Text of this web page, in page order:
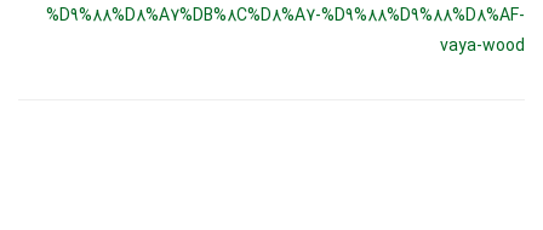
%D9%88%D8%A7%DB%8C%D8%A7-%D9%88%D9%88%D8%AF-
vaya-wood